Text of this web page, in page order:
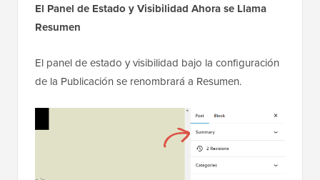
El Panel de Estado y Visibilidad Ahora se Llama
Resumen
El panel de estado y visibilidad bajo la configuración
de la Publicación se renombrará a Resumen.